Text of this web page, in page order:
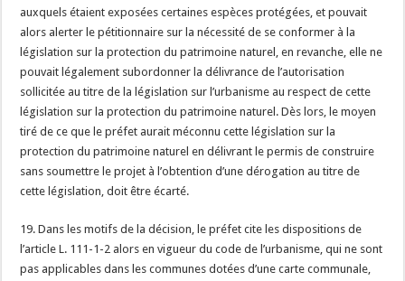
auxquels étaient exposées certaines espèces protégées, et pouvait
alors alerter le pétitionnaire sur la nécessité de se conformer à la
législation sur la protection du patrimoine naturel, en revanche, elle ne
pouvait légalement subordonner la délivrance de l’autorisation
sollicitée au titre de la législation sur l’urbanisme au respect de cette
législation sur la protection du patrimoine naturel. Dès lors, le moyen
tiré de ce que le préfet aurait méconnu cette législation sur la
protection du patrimoine naturel en délivrant le permis de construire
sans soumettre le projet à l’obtention d’une dérogation au titre de
cette législation, doit être écarté.
19. Dans les motifs de la décision, le préfet cite les dispositions de
l’article L. 111-1-2 alors en vigueur du code de l’urbanisme, qui ne sont
pas applicables dans les communes dotées d’une carte communale,